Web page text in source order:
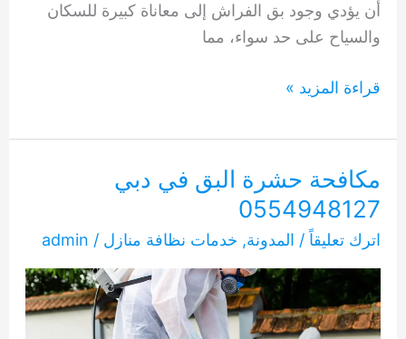
أن يؤدي وجود بق الفراش إلى معاناة كبيرة للسكان
والسياح على حد سواء، مما
مكافحة
البق
دبي
0554948127
قراءة المزيد »
مكافحة حشرة البق في دبي
0554948127
اترك تعليقاً / المدونة, خدمات نظافة منازل /
admin